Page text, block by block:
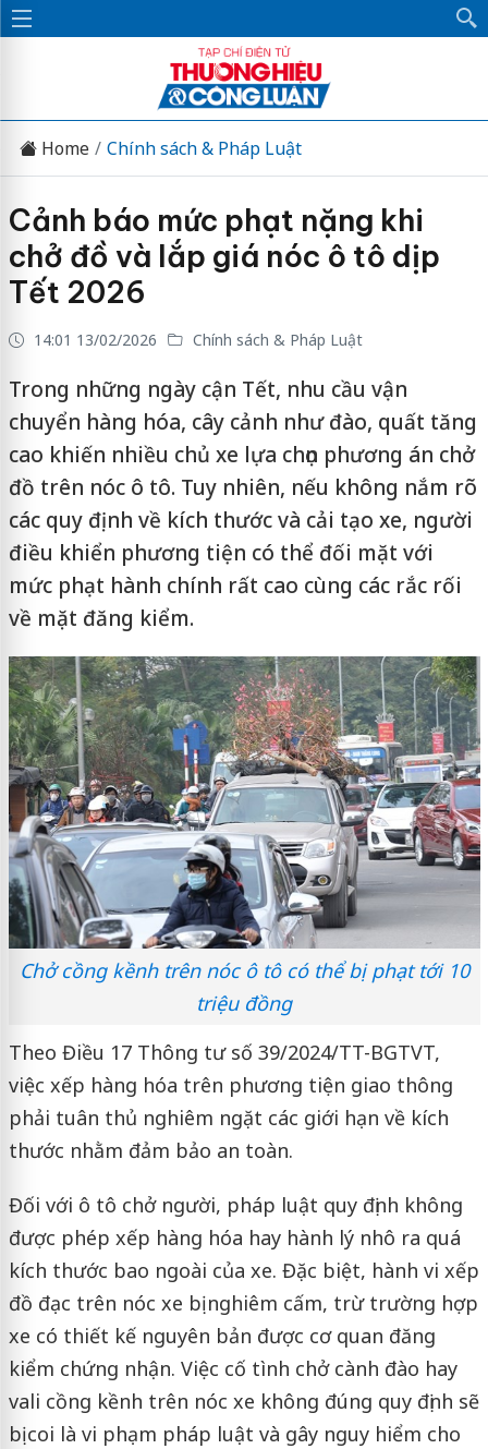
Home Chính sách & Pháp Luật
Cảnh báo mức phạt nặng khi
chở đồ và lắp giá nóc ô tô dịp
Tết 2026
14:01 13/02/2026 Chính sách & Pháp Luật
Trong những ngày cận Tết, nhu cầu vận
chuyển hàng hóa, cây cảnh như đào, quất tăng
cao khiến nhiều chủ xe lựa chọn phương án chở
đồ trên nóc ô tô. Tuy nhiên, nếu không nắm rõ
các quy định về kích thước và cải tạo xe, người
điều khiển phương tiện có thể đối mặt với
mức phạt hành chính rất cao cùng các rắc rối
về mặt đăng kiểm.
Chở cồng kềnh trên nóc ô tô có thể bị phạt tới 10
triệu đồng
Theo Điều 17 Thông tư số 39/2024/TT-BGTVT,
việc xếp hàng hóa trên phương tiện giao thông
phải tuân thủ nghiêm ngặt các giới hạn về kích
thước nhằm đảm bảo an toàn.
Đối với ô tô chở người, pháp luật quy định không
được phép xếp hàng hóa hay hành lý nhô ra quá
kích thước bao ngoài của xe. Đặc biệt, hành vi xếp
đồ đạc trên nóc xe bị nghiêm cấm, trừ trường hợp
xe có thiết kế nguyên bản được cơ quan đăng
kiểm chứng nhận. Việc cố tình chở cành đào hay
vali cồng kềnh trên nóc xe không đúng quy định sẽ
bị coi là vi phạm pháp luật và gây nguy hiểm cho